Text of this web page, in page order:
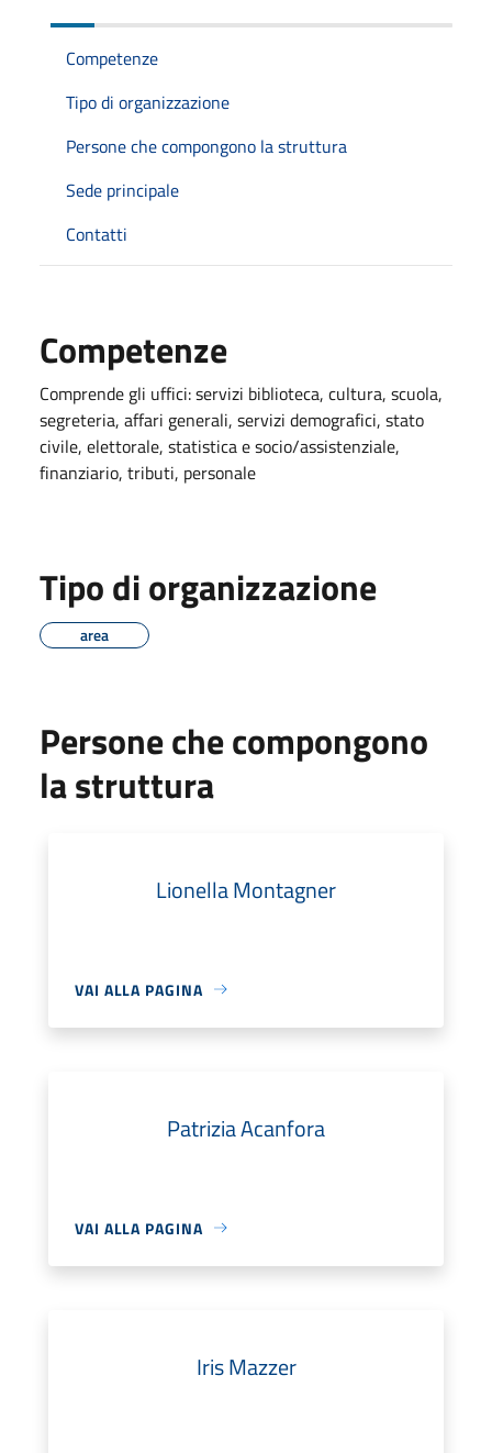
Competenze
Tipo di organizzazione
Persone che compongono la struttura
Sede principale
Contatti
Competenze
Comprende gli uffici: servizi biblioteca, cultura, scuola,
segreteria, affari generali, servizi demografici, stato
civile, elettorale, statistica e socio/assistenziale,
finanziario, tributi, personale
Tipo di organizzazione
area
Persone che compongono
la struttura
Lionella Montagner
VAI ALLA PAGINA
Patrizia Acanfora
VAI ALLA PAGINA
Iris Mazzer